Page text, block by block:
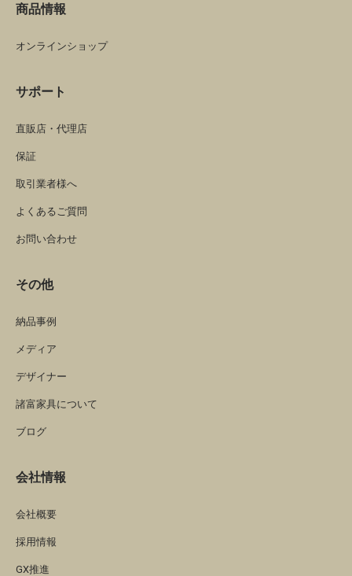
商品情報
オンラインショップ
サポート
直販店・代理店
保証
取引業者様へ
よくあるご質問
お問い合わせ
その他
納品事例
メディア
デザイナー
諸富家具について
ブログ
会社情報
会社概要
採用情報
GX推進